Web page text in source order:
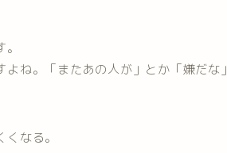
ね。「またあの人が」とか「嫌だな」
なる。